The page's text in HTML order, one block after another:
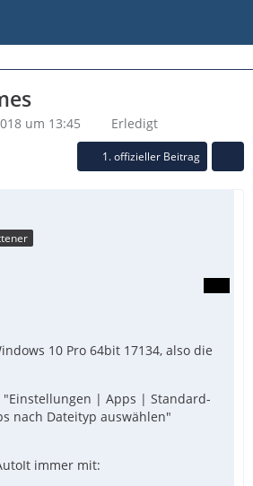
um 13:45 Erledigt
1. offizieller Beitrag
10 Pro 64bit 17134, also die
"Einstellungen | Apps | Standard-
nach Dateityp auswählen"
immer mit: